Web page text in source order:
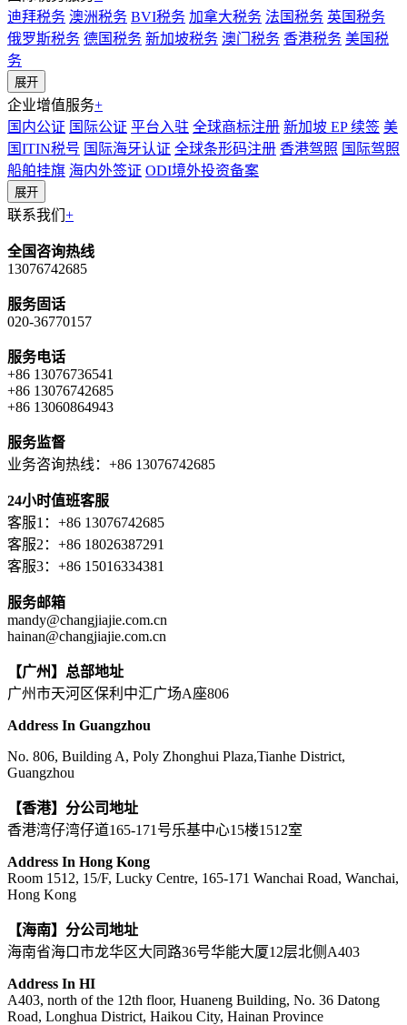
迪拜税务 澳洲税务 BVI税务 加拿大税务 法国税务 英国税务
俄罗斯税务 德国税务 新加坡税务 澳门税务 香港税务 美国税
务
展开
企业增值服务+
国内公证 国际公证 平台入驻 全球商标注册 新加坡 EP 续签 美
国ITIN税号 国际海牙认证 全球条形码注册 香港驾照 国际驾照
船舶挂旗 海内外签证 ODI境外投资备案
展开
联系我们 +
全国咨询热线
13076742685
服务固话
020-36770157
服务电话
+86 13076736541
+86 13076742685
+86 13060864943
服务监督
业务咨询热线：+86 13076742685
24小时值班客服
客服1：+86 13076742685
客服2：+86 18026387291
客服3：+86 15016334381
服务邮箱
mandy@changjiajie.com.cn
hainan@changjiajie.com.cn
【广州】总部地址
广州市天河区保利中汇广场A座806
Address In Guangzhou
No. 806, Building A, Poly Zhonghui Plaza,Tianhe District,
Guangzhou
【香港】分公司地址
香港湾仔湾仔道165-171号乐基中心15楼1512室
Address In Hong Kong
Room 1512, 15/F, Lucky Centre, 165-171 Wanchai Road, Wanchai,
Hong Kong
【海南】分公司地址
海南省海口市龙华区大同路36号华能大厦12层北侧A403
Address In HI
A403, north of the 12th floor, Huaneng Building, No. 36 Datong
Road, Longhua District, Haikou City, Hainan Province